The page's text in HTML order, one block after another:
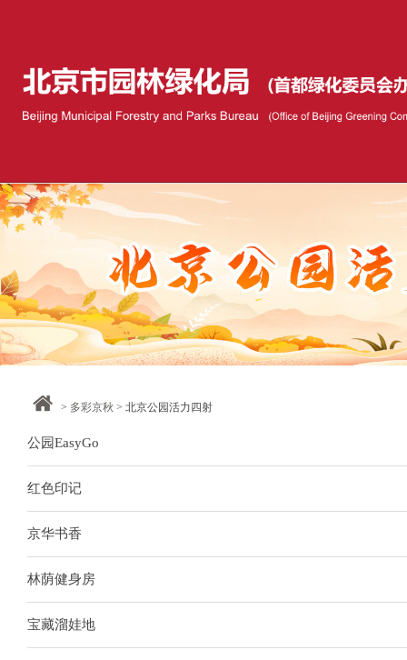
> 多彩京秋 > 北京公园活力四射
公园EasyGo
红色印记
京华书香
林荫健身房
宝藏溜娃地